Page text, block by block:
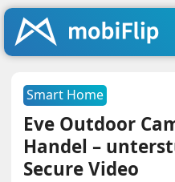
Smart Home
Eve Outdoor
Handel –
Secure Video